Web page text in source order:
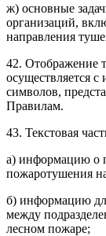
ж) основные
организаций,
направления
42. Отображение
осуществляется
символов,
Правилам.
43. Текстовая
а) информацию о
пожаротушения
б) информацию
между
лесном пожаре;